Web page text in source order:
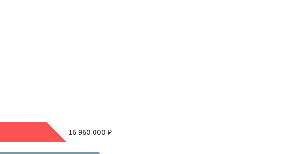
16 960 000₽